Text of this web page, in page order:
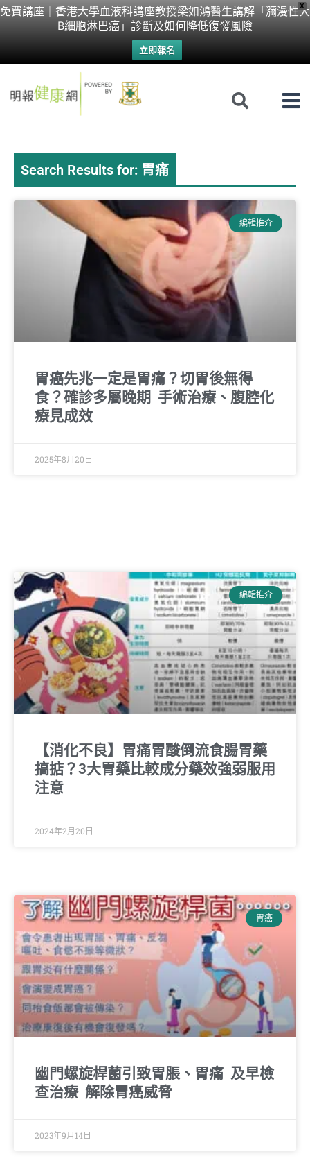
X
免費講座｜香港大學血液科講座教授梁如鴻醫生講解「瀰漫性大
B細胞淋巴癌」診斷及如何降低復發風險
立即報名
Skip
Search Results for: 胃痛
編輯推介
胃癌先兆一定是胃痛？切胃後無得
食？確診多屬晚期 手術治療、腹腔化
療見成效
2025年8月20日
編輯推介
【消化不良】胃痛胃酸倒流食腸胃藥
搞掂？3大胃藥比較成分藥效強弱服用
注意
2024年2月20日
胃癌
幽門螺旋桿菌引致胃脹、胃痛 及早檢
查治療 解除胃癌威脅
2023年9月14日
PagePage
Page Page